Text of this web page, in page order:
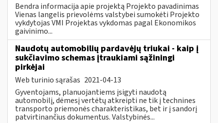
Bendra informacija apie projektą Projekto pavadinimas
Vienas langelis prievolėms valstybei sumokėti Projekto
vykdytojas VMI Projektas vykdomas pagal Ekonomikos
gaivinimo...
Naudotų automobilių pardavėjų triukai - kaip į
sukčiavimo schemas įtraukiami sąžiningi
pirkėjai
Web turinio sąrašas 2021-04-13
Gyventojams, planuojantiems įsigyti naudotą
automobilį, dėmesį vertėtų atkreipti ne tik į technines
transporto priemonės charakteristikas, bet ir į sandorį
patvirtinančius dokumentus. Valstybinės...